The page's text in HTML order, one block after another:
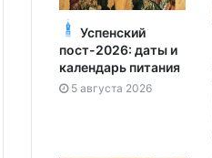
Успенский
пост-2026: даты и
календарь питания
5 августа 2026